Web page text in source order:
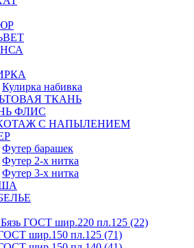
Кулирка набивка
ТКАНЬ
ФЛИС
С НАПЫЛЕНИЕМ
Футер барашек
Футер 2-х нитка
Футер 3-х нитка
ГОСТ шир.220 пл.125 (22)
шир.150 пл.125 (71)